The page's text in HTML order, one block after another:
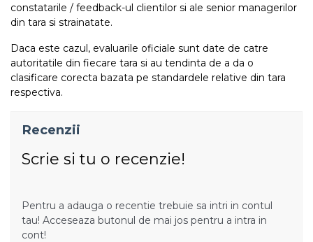
constatarile / feedback-ul clientilor si ale senior managerilor
din tara si strainatate.
Daca este cazul, evaluarile oficiale sunt date de catre
autoritatile din fiecare tara si au tendinta de a da o
clasificare corecta bazata pe standardele relative din tara
respectiva.
Recenzii
Scrie si tu o recenzie!
Pentru a adauga o recentie trebuie sa intri in contul
tau! Acceseaza butonul de mai jos pentru a intra in
cont!